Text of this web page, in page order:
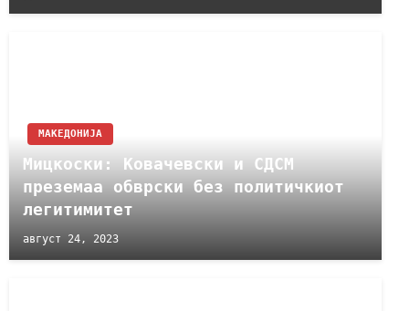
МАКЕДОНИЈА
Мицкоски: Ковачевски и СДСМ
преземаа обврски без политичкиот
легитимитет
август 24, 2023